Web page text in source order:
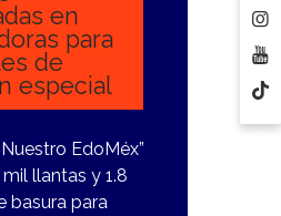
en
para
de
especial
EdoMéx”
llantas y 1.8
basura para